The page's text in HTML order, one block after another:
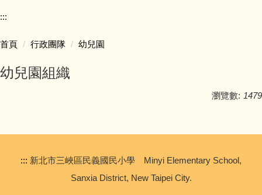
:::
首頁 行政團隊 幼兒園
幼兒園組織
瀏覽數: 1479
::: 新北市三峽區民義國民小學 Minyi Elementary School,
Sanxia District, New Taipei City.